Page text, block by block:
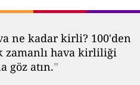
ne kadar kirli? 100'den
zamanlı hava kirliliği
göz atın.”